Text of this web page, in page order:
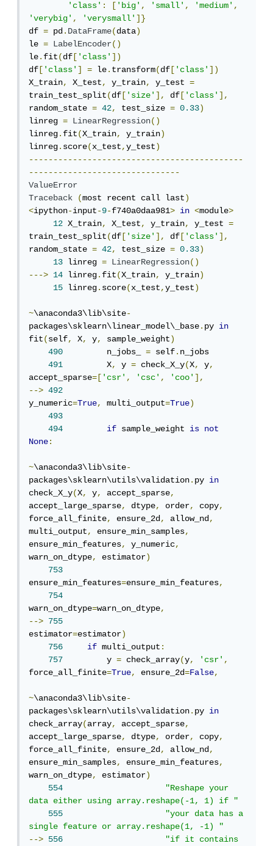
'class': ['big', 'small', 'medium',
'verybig', 'verysmall']}
df = pd.DataFrame(data)
le = LabelEncoder()
le.fit(df ['class'])
df ['class'] = le.transform(df ['class'])
X_train, X_test, y_train, y_test =
train_test_split(df ['size'], df ['class'],
random_state = 42, test_size = 0.33)
linreg = LinearRegression()
linreg.fit(X_train, y_train)
linreg.score(x_test,y_test)
--------------------------------------------
-------------------------------
ValueError
Traceback
(most recent call last)
<ipython-input-9-f740a0daa981> in <module>
12 X_train, X_test, y_train, y_test =
train_test_split(df ['size'], df ['class'],
random_state = 42, test_size = 0.33)
13 linreg = LinearRegression()
--->
14 linreg.fit(X_train, y_train)
15 linreg.score(x_test,y_test)
~\anaconda3\lib\site-
packages\sklearn\linear_model\_base.py in
fit(self, X, y, sample_weight)
490
         n_jobs_
= self.n_jobs
491
         X
, y = check_X_y(X, y,
accept_sparse=['csr', 'csc', 'coo'],
-->
492
y_numeric=True, multi_output=True)
493
494
if sample_weight is
not
None:
~\anaconda3\lib\site-
packages\sklearn\utils\validation.py in
check_X_y(X, y, accept_sparse,
accept_large_sparse, dtype, order, copy,
force_all_finite, ensure_2d, allow_nd,
multi_output, ensure_min_samples,
ensure_min_features, y_numeric,
warn_on_dtype, estimator)
753
ensure_min_features=ensure_min_features,
754
warn_on_dtype=warn_on_dtype,
-->
755
estimator=estimator)
756
if multi_output:
757
         y
= check_array(y, 'csr',
force_all_finite=True, ensure_2d=False,
~\anaconda3\lib\site-
packages\sklearn\utils\validation.py in
check_array(array, accept_sparse,
accept_large_sparse, dtype, order, copy,
force_all_finite, ensure_2d, allow_nd,
ensure_min_samples, ensure_min_features,
warn_on_dtype, estimator)
554
"Reshape your
data either using array.reshape(-1, 1) if "
555
"your data has a
single feature or array.reshape(1, -1) "
-->
556 "if it contains